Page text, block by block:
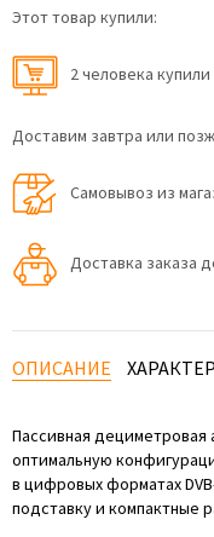
Этот товар купили:
2 человекa
Доставим завтра или
Самовывоз из
Доставка заказа
ОПИСАНИЕ
Пассивная дециметровая
оптимальную
в цифровых форматах
подставку и компактные